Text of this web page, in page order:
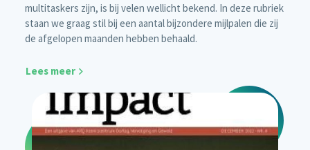
multitaskers zijn, is bij velen wellicht bekend. In deze rubriek
staan we graag stil bij een aantal bijzondere mijlpalen die zij
de afgelopen maanden hebben behaald.
Lees meer